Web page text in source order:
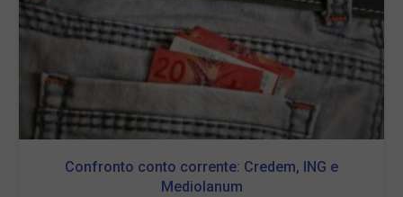
Confronto conto corrente: Credem, ING e
Mediolanum